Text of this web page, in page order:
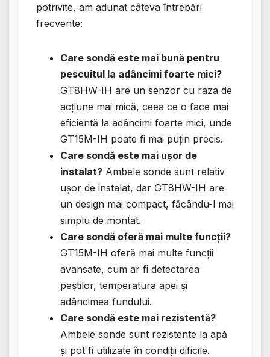
potrivite, am adunat câteva întrebări
frecvente:
Care sondă este mai bună pentru
pescuitul la adâncimi foarte mici?
GT8HW-IH are un senzor cu raza de
acțiune mai mică, ceea ce o face mai
eficientă la adâncimi foarte mici, unde
GT15M-IH poate fi mai puțin precis.
Care sondă este mai ușor de
instalat? Ambele sonde sunt relativ
ușor de instalat, dar GT8HW-IH are
un design mai compact, făcându-l mai
simplu de montat.
Care sondă oferă mai multe funcții?
GT15M-IH oferă mai multe funcții
avansate, cum ar fi detectarea
peștilor, temperatura apei și
adâncimea fundului.
Care sondă este mai rezistentă?
Ambele sonde sunt rezistente la apă
și pot fi utilizate în condiții dificile.